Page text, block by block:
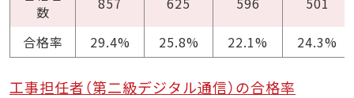
数
合格率 29.4% 25.8% 22.1% 24.3%
工事担任者（第二級デジタル通信）の合格率